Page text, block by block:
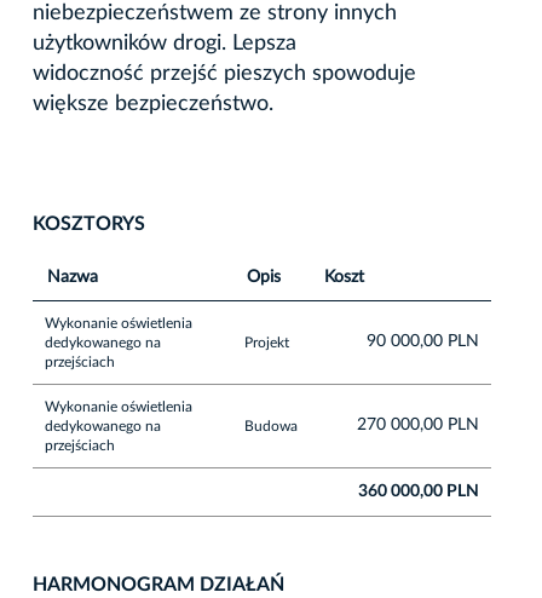
niebezpieczeństwem ze strony innych
użytkowników drogi. Lepsza
widoczność przejść pieszych spowoduje
większe bezpieczeństwo.
KOSZTORYS
Nazwa Opis Koszt
Wykonanie oświetlenia
dedykowanego na
przejściach
Projekt 90 000,00 PLN
Wykonanie oświetlenia
dedykowanego na
przejściach
Budowa 270 000,00 PLN
360 000,00 PLN
HARMONOGRAM DZIAŁAŃ